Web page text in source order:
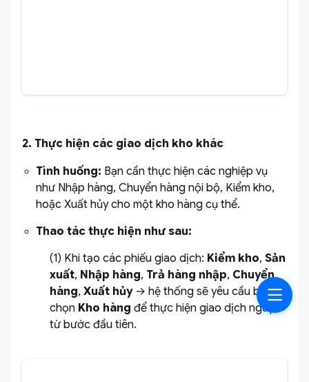
2. Thực hiện các giao dịch kho khác
Tình huống: Bạn cần thực hiện các nghiệp vụ
như Nhập hàng, Chuyển hàng nội bộ, Kiểm kho,
hoặc Xuất hủy cho một kho hàng cụ thể.
Thao tác thực hiện như sau:
(1) Khi tạo các phiếu giao dịch: Kiểm kho, Sản
xuất, Nhập hàng, Trả hàng nhập, Chuyển
hàng, Xuất hủy→ hệ thống sẽ yêu cầu bạn
chọn Kho hàng để thực hiện giao dịch ngay
từ bước đầu tiên.